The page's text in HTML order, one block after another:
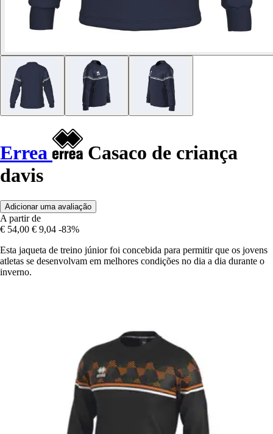
Errea
Casaco de criança
davis
Adicionar uma avaliação
A partir de
€ 54,00 € 9,04 -83%
Esta jaqueta de treino júnior foi concebida para permitir que os jovens
atletas se desenvolvam em melhores condições no dia a dia durante o
inverno.